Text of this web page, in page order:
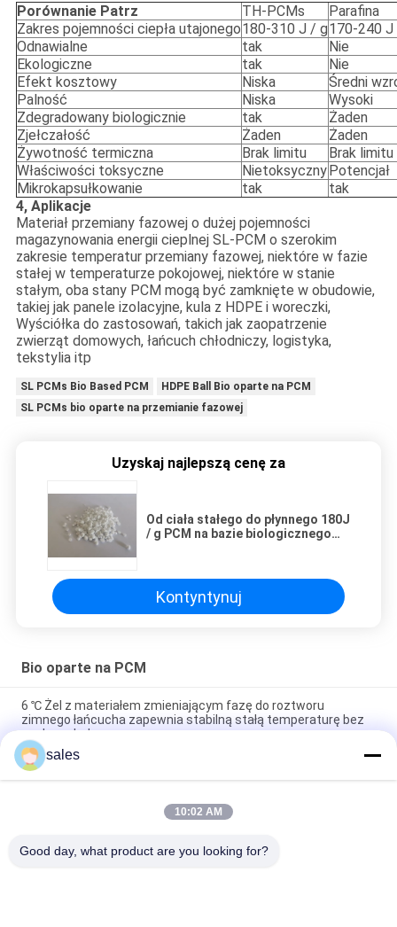
Porównanie Patrz
TH-PCMs
Parafina
Zakres pojemności ciepła utajonego180-310 J / g170-240
Odnawialne
tak
Nie
Ekologiczne
tak
Nie
Efekt kosztowy
Niska
Średni
Palność
Niska
Wysoki
Zdegradowany biologicznie
tak
Żaden
Zjełczałość
Żaden
Żaden
Żywotność termiczna
Brak limitu
Brak limitu
Właściwości toksyczne
Nietoksyczny Potencjał
Mikrokapsułkowanie
tak
tak
4, Aplikacje
Materiał przemiany fazowej o dużej pojemności
magazynowania energii cieplnej SL-PCM o szerokim
zakresie temperatur przemiany fazowej, niektóre w fazie
stałej w temperaturze pokojowej, niektóre w stanie
stałym, oba stany PCM mogą być zamknięte w obudowie,
takiej jak panele izolacyjne, kula z HDPE i woreczki,
Wyściółka do zastosowań, takich jak zaopatrzenie
zwierząt domowych, łańcuch chłodniczy, logistyka,
tekstylia itp
SL PCMs Bio Based PCM
HDPE Ball Bio oparte na PCM
SL PCMs bio oparte na przemianie fazowej
Uzyskaj najlepszą cenę za
Od ciała stałego do płynnego 180J
/ g PCM na bazie biologicznego
Kontyntynuj
Bio oparte na PCM
6 ℃ Żel z materiałem zmieniającym fazę do roztworu
zimnego łańcucha zapewnia stabilną stałą temperaturę bez
suchego lodu
Organiczny termoregulowany materiał zmiennofazowy oparty
na biotechnologii o wysokiej pojemności cieplnej
SL-PCMs Pure Nature Organiczny bio materiał
sales
10:02 AM
Good day, what product are you looking for?